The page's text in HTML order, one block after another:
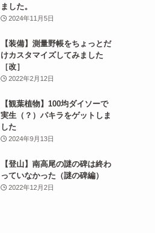
ました。
2024年11月5日
【装備】測量野帳をちょっとだ
けカスタマイズしてみました
［改］
2022年2月12日
【観葉植物】100均ダイソーで
実生（？）パキラをゲットしま
した
2024年9月13日
【登山】南高尾の謎の碑は終わ
っていなかった（謎の碑編）
2022年12月2日